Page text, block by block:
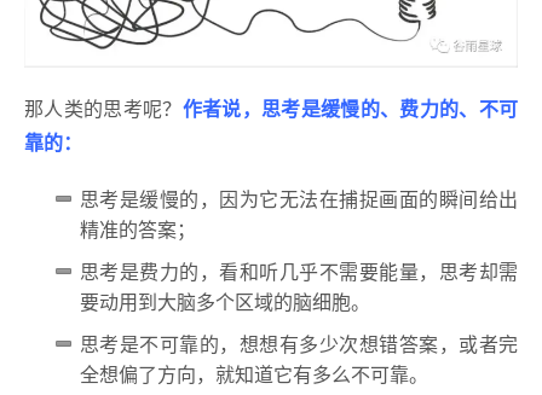
那人类的思考呢？ 作者说，思考是缓慢的、费力的、不可
靠的：
思考是缓慢的，因为它无法在捕捉画面的瞬间给出
精准的答案；
思考是费力的，看和听几乎不需要能量，思考却需
要动用到大脑多个区域的脑细胞。
思考是不可靠的，想想有多少次想错答案，或者完
全想偏了方向，就知道它有多么不可靠。